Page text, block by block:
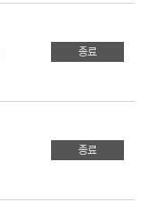
종료
종료